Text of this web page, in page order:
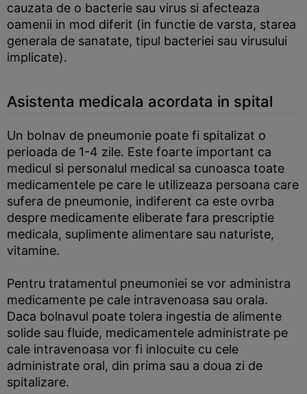
cauzata de o bacterie sau virus si afecteaza
oamenii in mod diferit (in functie de varsta, starea
generala de sanatate, tipul bacteriei sau virusului
implicate).
Asistenta medicala acordata in spital
Un bolnav de pneumonie poate fi spitalizat o
perioada de 1-4 zile. Este foarte important ca
medicul si personalul medical sa cunoasca toate
medicamentele pe care le utilizeaza persoana care
sufera de pneumonie, indiferent ca este ovrba
despre medicamente eliberate fara prescriptie
medicala, suplimente alimentare sau naturiste,
vitamine.
Pentru tratamentul pneumoniei se vor administra
medicamente pe cale intravenoasa sau orala.
Daca bolnavul poate tolera ingestia de alimente
solide sau fluide, medicamentele administrate pe
cale intravenoasa vor fi inlocuite cu cele
administrate oral, din prima sau a doua zi de
spitalizare.